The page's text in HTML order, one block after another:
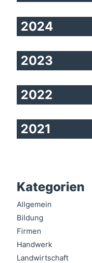
2024
2023
2022
2021
Kategorien
Allgemein
Bildung
Firmen
Handwerk
Landwirtschaft